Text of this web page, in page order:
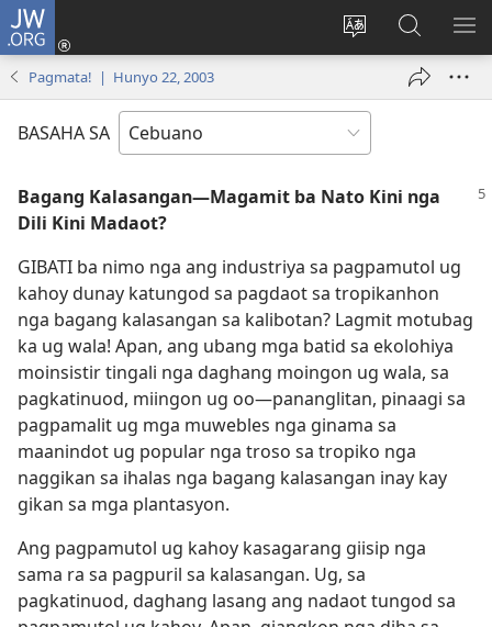
JW.ORG
Ilisi
pinulongan
sa
site
Log
ug
window)
Pangitaa
sa
JW.ORG
Pagmata! | Hunyo 22, 2003
BASAHA SA
Bagang Kalasangan—Magamit ba Nato Kini nga
Dili Kini Madaot?
GIBATI ba nimo nga ang industriya sa pagpamutol ug
kahoy dunay katungod sa pagdaot sa tropikanhon
nga bagang kalasangan sa kalibotan? Lagmit motubag
ka ug wala! Apan, ang ubang mga batid sa ekolohiya
moinsistir tingali nga daghang moingon ug wala, sa
pagkatinuod, miingon ug oo​—pananglitan, pinaagi sa
pagpamalit ug mga muwebles nga ginama sa
maanindot ug popular nga troso sa tropiko nga
naggikan sa ihalas nga bagang kalasangan inay kay
gikan sa mga plantasyon.
Ang pagpamutol ug kahoy kasagarang giisip nga
sama ra sa pagpuril sa kalasangan. Ug, sa
pagkatinuod, daghang lasang ang nadaot tungod sa